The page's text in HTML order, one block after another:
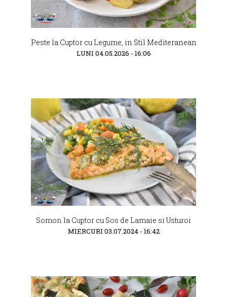
Peste la Cuptor cu Legume, in Stil Mediteranean
LUNI 04.05.2026 - 16:06
Somon la Cuptor cu Sos de Lamaie si Usturoi
MIERCURI 03.07.2024 - 16:42